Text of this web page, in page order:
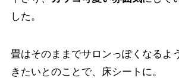
した。
畳はそのままでサロンっぽくなるよ
きたいとのことで、床シートに。